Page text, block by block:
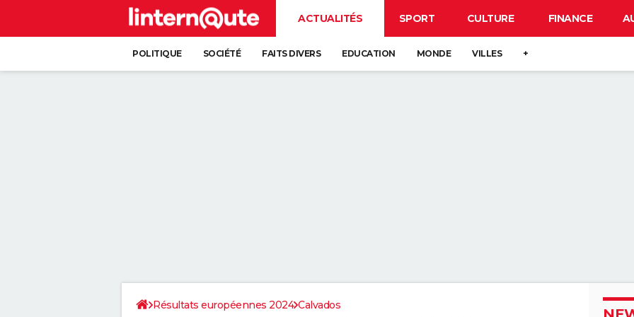
ACTUALITÉS SPORT CULTURE FINANCE
POLITIQUE SOCIÉTÉ FAITS DIVERS EDUCATION MONDE VILLES +
Résultats européennes 2024 Calvados